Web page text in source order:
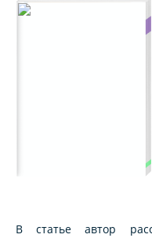
В статье автор